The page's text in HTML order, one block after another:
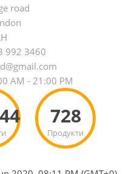
road
992 3460
AM - 21:00 PM
Продукти
728